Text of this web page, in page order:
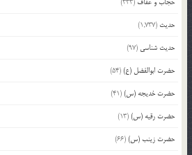
حدیث (1,737)
حدیث شناسی (97)
حضرت ابوالفضل (ع)(54)
حضرت خدیجه (س)(41)
حضرت رقیه (س)(13)
حضرت زینب (س)(66)